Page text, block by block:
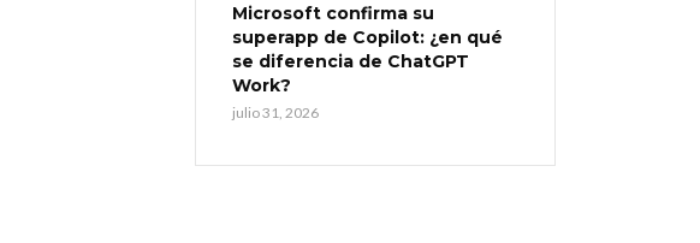
Microsoft confirma su
superapp de Copilot: ¿en qué
se diferencia de ChatGPT
Work?
julio 31, 2026